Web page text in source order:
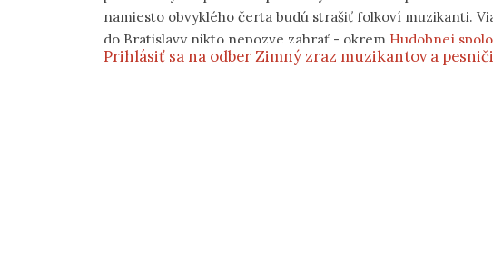
namiesto obvyklého čerta budú strašiť folkoví muzikanti.
do Bratislavy nikto nepozve zahrať - okrem Hudobnej
Prihlásiť sa na odber Zimný zraz muzikantov a